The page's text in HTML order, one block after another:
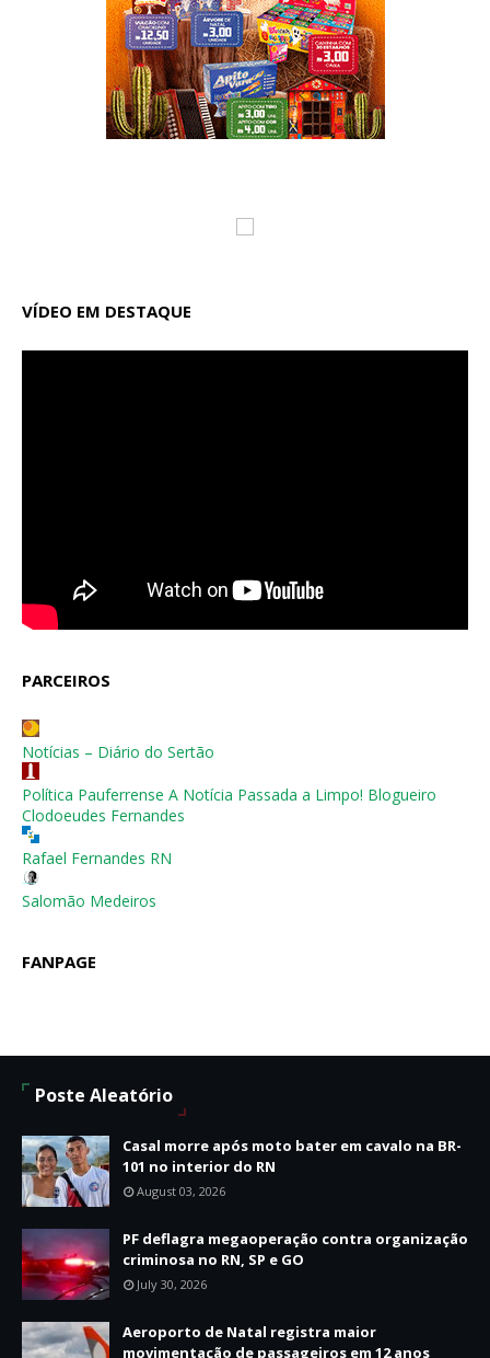
VÍDEO EM DESTAQUE
PARCEIROS
Notícias – Diário do Sertão
Política Pauferrense A Notícia Passada a Limpo! Blogueiro
Clodoeudes Fernandes
Rafael Fernandes RN
Salomão Medeiros
FANPAGE
Poste Aleatório
Casal morre após moto bater em cavalo na BR-
101 no interior do RN
August 03, 2026
PF deflagra megaoperação contra organização
criminosa no RN, SP e GO
July 30, 2026
Aeroporto de Natal registra maior
movimentação de passageiros em 12 anos